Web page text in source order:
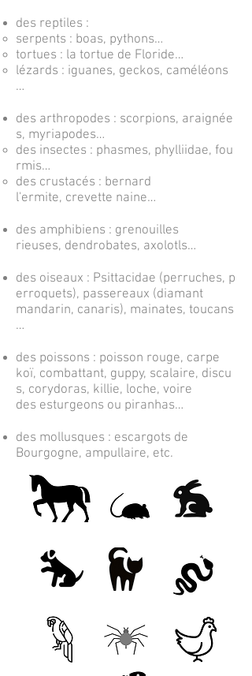
des reptiles :
serpents : boas, pythons…
tortues : la tortue de Floride…
lézards : iguanes, geckos, caméléons
…
des arthropodes : scorpions, araignée
s, myriapodes…
des insectes : phasmes, phylliidae, fou
rmis…
des crustacés : bernard
l'ermite, crevette naine…
des amphibiens : grenouilles
rieuses, dendrobates, axolotls…
des oiseaux : Psittacidae (perruches, p
erroquets), passereaux (diamant
mandarin, canaris), mainates, toucans
…
des poissons : poisson rouge, carpe
koï, combattant, guppy, scalaire, discu
s, corydoras, killie, loche, voire
des esturgeons ou piranhas…
des mollusques : escargots de
Bourgogne, ampullaire, etc.